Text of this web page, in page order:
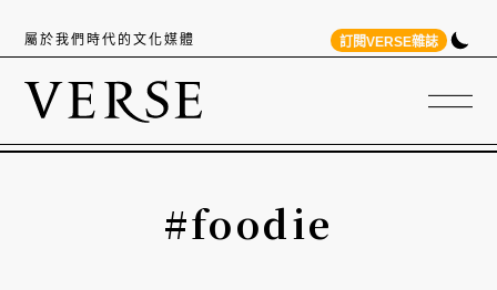
屬於我們時代的文化媒體 訂閱VERSE雜誌
#foodie